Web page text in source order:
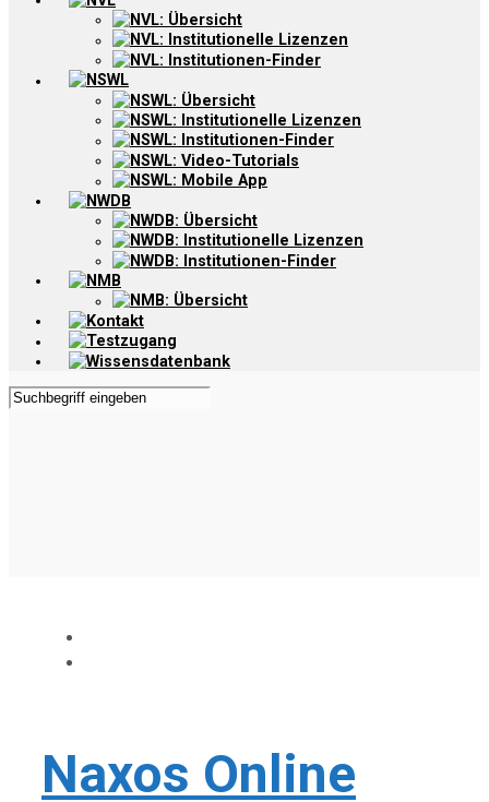
NVL: Übersicht
NVL: Institutionelle Lizenzen
NVL: Institutionen-Finder
NSWL
NSWL: Übersicht
NSWL: Institutionelle Lizenzen
NSWL: Institutionen-Finder
NSWL: Video-Tutorials
NSWL: Mobile App
NWDB
NWDB: Übersicht
NWDB: Institutionelle Lizenzen
NWDB: Institutionen-Finder
NMB
NMB: Übersicht
Kontakt
Testzugang
Wissensdatenbank
Naxos Online